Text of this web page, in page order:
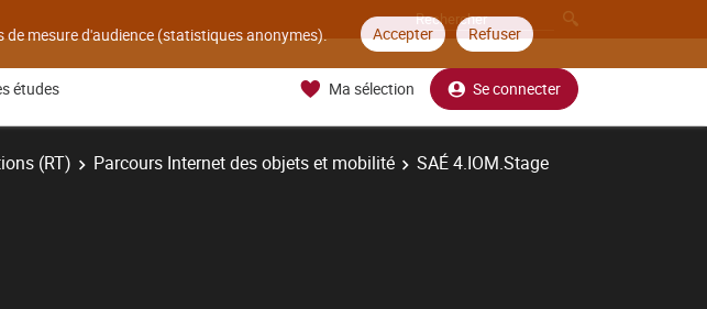
mesure d'audience (statistiques anonymes). Accepter Refuser
études Ma sélection Se connecter
(RT) Parcours Internet des objets et mobilité SAÉ 4.IOM.Stage